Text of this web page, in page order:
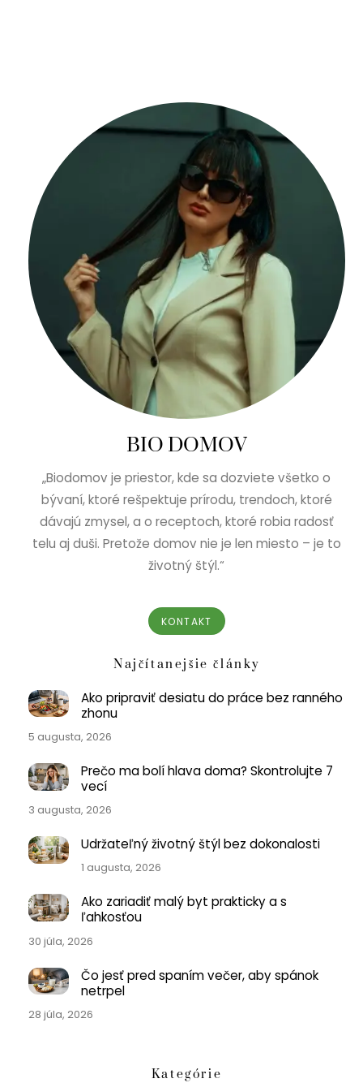
BIO DOMOV
„Biodomov je priestor, kde sa dozviete všetko o
bývaní, ktoré rešpektuje prírodu, trendoch, ktoré
dávajú zmysel, a o receptoch, ktoré robia radosť
telu aj duši. Pretože domov nie je len miesto – je to
životný štýl.“
KONTAKT
Najčítanejšie články
Ako pripraviť desiatu do práce bez ranného
zhonu
5 augusta, 2026
Prečo ma bolí hlava doma? Skontrolujte 7
vecí
3 augusta, 2026
Udržateľný životný štýl bez dokonalosti
1 augusta, 2026
Ako zariadiť malý byt prakticky a s
ľahkosťou
30 júla, 2026
Čo jesť pred spaním večer, aby spánok
netrpel
28 júla, 2026
Kategórie